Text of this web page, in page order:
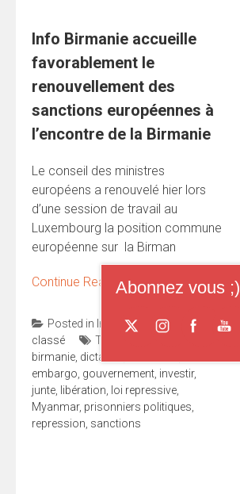
Info Birmanie accueille
favorablement le
renouvellement des
sanctions européennes à
l’encontre de la Birmanie
Le conseil des ministres
européens a renouvelé hier lors
d’une session de travail au
Luxembourg la position commune
européenne sur la Birman
Continue Reading →
Posted in Investir en Birmanie,
Non
classé
Tagged
birmanie dictature
embargo gouvernement investir,
junte
libération loi repressive
Myanmar, prisonniers politiques
repression sanctions
Abonnez vous ;)